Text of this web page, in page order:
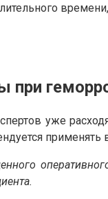
при
уже